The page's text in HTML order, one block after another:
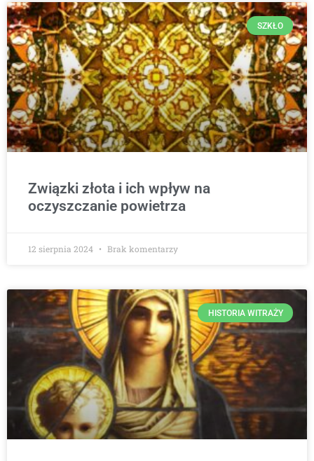
SZKŁO
Związki złota i ich wpływ na
oczyszczanie powietrza
12 sierpnia 2024 Brak komentarzy
HISTORIA WITRAŻY